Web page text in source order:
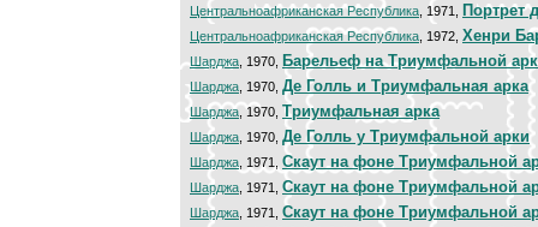
Центральноафриканская Республика , 1971, Портрет
Центральноафриканская Республика , 1972, Хенри
Шарджа , 1970, Барельеф на Триумфальной
Шарджа , 1970, Де Голль и Триумфальная арка
Шарджа , 1970, Триумфальная арка
Шарджа , 1970, Де Голль у Триумфальной арки
Шарджа , 1971, Скаут на фоне Триумфальной
Шарджа , 1971, Скаут на фоне Триумфальной
Шарджа , 1971, Скаут на фоне Триумфальной